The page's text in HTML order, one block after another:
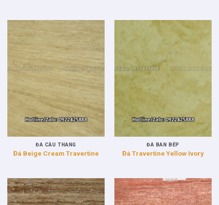
ĐÁ CẦU THANG
Đá Beige Cream Travertine
ĐÁ BÀN BẾP
Đá Travertine Yellow Ivory